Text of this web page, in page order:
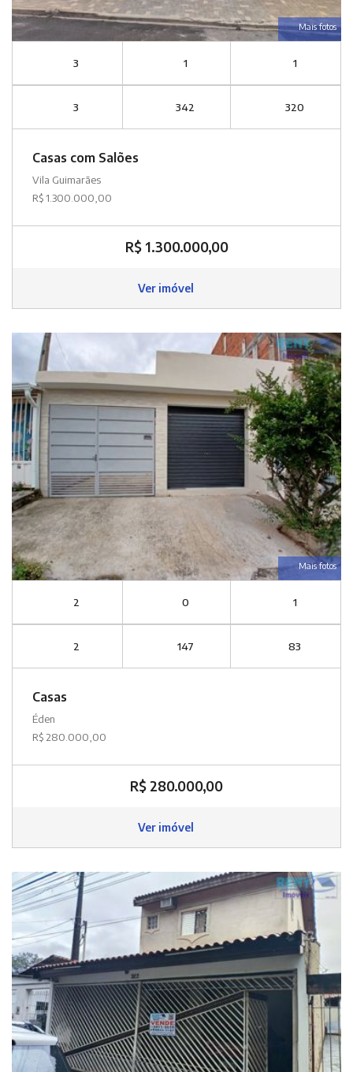
Mais fotos
3 1 1
3 342 320
Casas com Salões
Vila Guimarães
R$ 1.300.000,00
R$ 1.300.000,00
Ver imóvel
Mais fotos
2 0 1
2 147 83
Casas
Éden
R$ 280.000,00
R$ 280.000,00
Ver imóvel